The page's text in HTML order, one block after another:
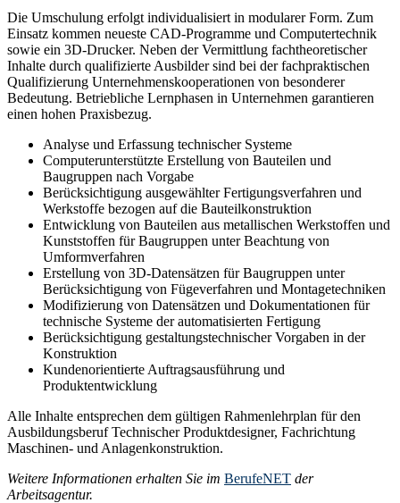
Die Umschulung erfolgt individualisiert in modularer Form. Zum
Einsatz kommen neueste CAD-Programme und Computertechnik
sowie ein 3D-Drucker. Neben der Vermittlung fachtheoretischer
Inhalte durch qualifizierte Ausbilder sind bei der fachpraktischen
Qualifizierung Unternehmenskooperationen von besonderer
Bedeutung. Betriebliche Lernphasen in Unternehmen garantieren
einen hohen Praxisbezug.
Analyse und Erfassung technischer Systeme
Computerunterstützte Erstellung von Bauteilen und
Baugruppen nach Vorgabe
Berücksichtigung ausgewählter Fertigungsverfahren und
Werkstoffe bezogen auf die Bauteilkonstruktion
Entwicklung von Bauteilen aus metallischen Werkstoffen und
Kunststoffen für Baugruppen unter Beachtung von
Umformverfahren
Erstellung von 3D-Datensätzen für Baugruppen unter
Berücksichtigung von Fügeverfahren und Montagetechniken
Modifizierung von Datensätzen und Dokumentationen für
technische Systeme der automatisierten Fertigung
Berücksichtigung gestaltungstechnischer Vorgaben in der
Konstruktion
Kundenorientierte Auftragsausführung und
Produktentwicklung
Alle Inhalte entsprechen dem gültigen Rahmenlehrplan für den
Ausbildungsberuf Technischer Produktdesigner, Fachrichtung
Maschinen- und Anlagenkonstruktion.
Weitere Informationen erhalten Sie im BerufeNET der
Arbeitsagentur.